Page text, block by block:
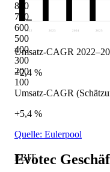
800
700
600
500
400
300
200
100
EBIT
2022 2023 2024 2025
Umsatz-CAGR
+2,4 %
Umsatz-CAGR
+5,4 %
Quelle: Eulerpool
Evotec